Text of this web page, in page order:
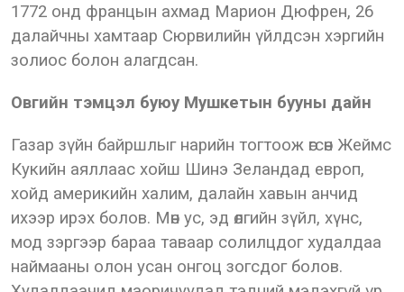
1772 онд францын ахмад Марион Дюфрен, 26
далайчны хамтаар Сюрвилийн үйлдсэн хэргийн
золиос болон алагдсан.
Овгийн тэмцэл буюу Мушкетын бууны дайн
Газар зүйн байршлыг нарийн тогтоож өгсөн Жеймс
Кукийн аяллаас хойш Шинэ Зеландад европ,
хойд америкийн халим, далайн хавын анчид
ихээр ирэх болов. Мөн ус, эд өлгийн зүйл, хүнс,
мод зэргээр бараа таваар солилцдог худалдаа
наймааны олон усан онгоц зогсдог болов.